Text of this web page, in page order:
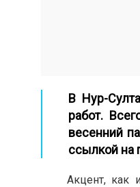
В Нур-
работ.
весенний
ссылкой на
Акцент, как